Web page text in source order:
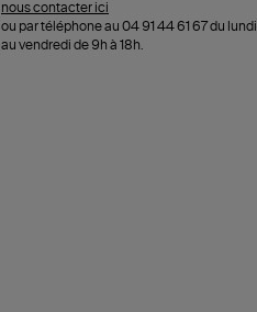
nous contacter ici
ou par téléphone au 04 91 44 61 67 du lundi
au vendredi de 9h à 18h.